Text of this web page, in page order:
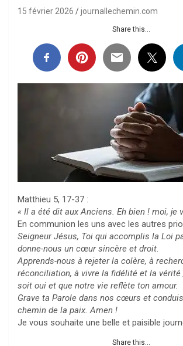
15 février 2026 journallechemin.com
Share this...
Matthieu 5, 17-37 :
« Il a été dit aux Anciens. Eh bien ! moi, je
En communion les uns avec les autres
Seigneur Jésus, Toi qui accomplis la Loi
donne-nous un cœur sincère et droit.
Apprends-nous à rejeter la colère, à
réconciliation, à vivre la fidélité et la vérité
soit oui et que notre vie reflète ton amour.
Grave ta Parole dans nos cœurs et
chemin de la paix. Amen !
Je vous souhaite une belle et paisible
Share this...